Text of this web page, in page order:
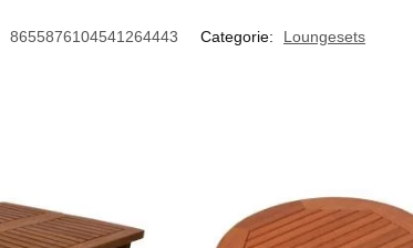
8655876104541264443 Categorie: Loungesets